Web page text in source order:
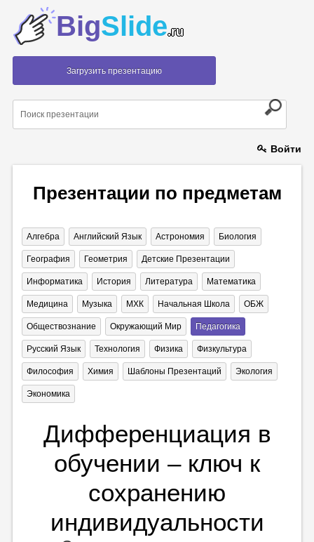
BigSlide.ru
Загрузить презентацию
Войти
Презентации по предметам
Алгебра Английский Язык Астрономия Биология
География Геометрия Детские Презентации
Информатика История Литература Математика
Медицина Музыка МХК Начальная Школа ОБЖ
Обществознание Окружающий Мир Педагогика
Русский Язык Технология Физика Физкультура
Философия Химия Шаблоны Презентаций Экология
Экономика
Дифференциация в
обучении – ключ к
сохранению
индивидуальности